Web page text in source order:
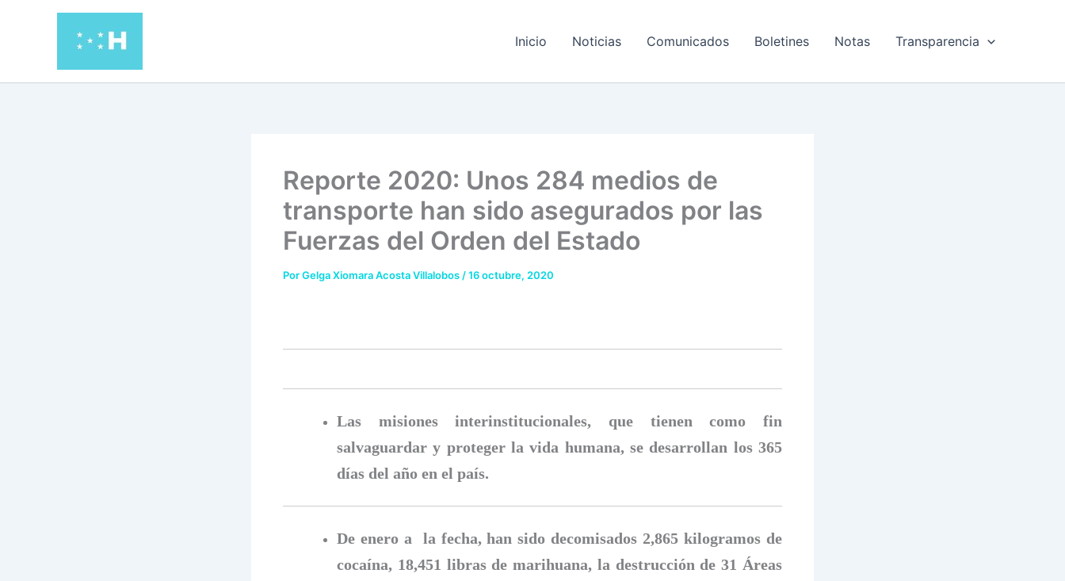
Inicio Noticias Comunicados Boletines Notas Transparencia
Reporte 2020: Unos 284 medios de
transporte han sido asegurados por las
Fuerzas del Orden del Estado
PorGelga Xiomara Acosta Villalobos /16 octubre, 2020
Las misiones interinstitucionales, que tienen como fin
salvaguardar y proteger la vida humana, se desarrollan los 365
días del año en el país.
De enero a la fecha, han sido decomisados 2,865 kilogramos de
cocaína, 18,451 libras de marihuana, la destrucción de 31 Áreas